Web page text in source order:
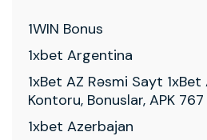
1WIN Bonus
1xbet Argentina
1xBet AZ Rəsmi Sayt
Kontoru, Bonuslar, APK 767
1xbet Azerbajan